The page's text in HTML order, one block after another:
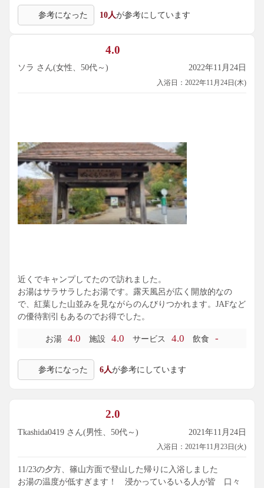
参考になった 10人が参考にしています
4.0
ソラ さん(女性、50代～) 2022年11月24日
入浴日：2022年11月24日(木)
近くでキャンプしてたので訪れました。
お湯はサラサラしたお湯です。露天風呂が広く開放的なの
で、紅葉した山並みを見ながらのんびりつかれます。JAFなど
の優待割引もあるのでお得でした。
お湯 4.0 施設 4.0 サービス 4.0 飲食 -
参考になった 6人が参考にしています
2.0
Tkashida0419 さん(男性、50代～) 2021年11月24日
入浴日：2021年11月23日(火)
11/23の夕方、篠山方面で登山した帰りに入浴しました
お湯の温度が低すぎます！ 浸かっているいる人が皆 口々